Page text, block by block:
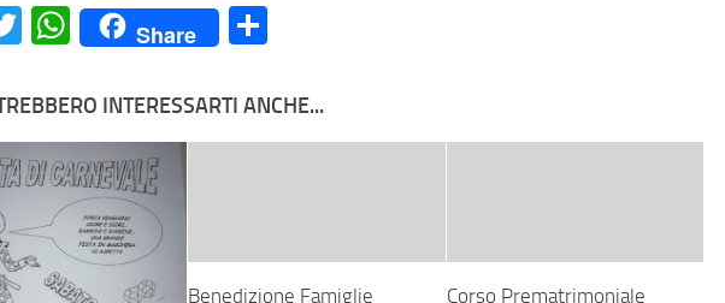
Twitter
WhatsApp
Share
INTERESSARTI ANCHE...
Benedizione Famiglie Corso Prematrimoniale